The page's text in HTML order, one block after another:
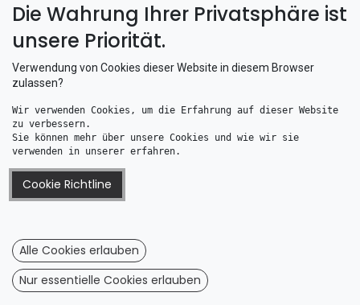
3,85€
Die Wahrung Ihrer Privatsphäre ist
unsere Priorität.
Verwendung von Cookies dieser Website in diesem Browser
zulassen?
Wir verwenden Cookies, um die Erfahrung auf dieser Website
zu verbessern.
Sie können mehr über unsere Cookies und wie wir sie
verwenden in unserer erfahren.
Cookie Richtline
Alle Cookies erlauben
Nur essentielle Cookies erlauben